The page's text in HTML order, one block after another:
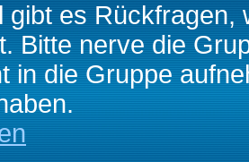
gibt es
Bitte nerve die
in die Gruppe